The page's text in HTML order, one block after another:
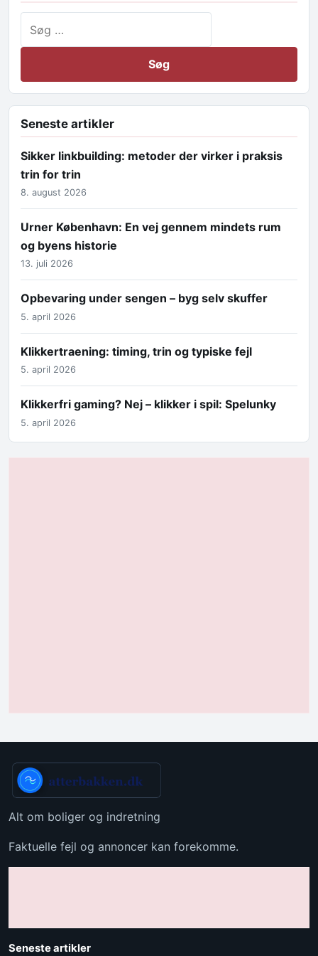
Seneste artikler
Sikker linkbuilding: metoder der virker i praksis
trin for trin
8. august 2026
Urner København: En vej gennem mindets rum
og byens historie
13. juli 2026
Opbevaring under sengen – byg selv skuffer
5. april 2026
Klikkertraening: timing, trin og typiske fejl
5. april 2026
Klikkerfri gaming? Nej – klikker i spil: Spelunky
5. april 2026
Alt om boliger og indretning
Faktuelle fejl og annoncer kan forekomme.
Seneste artikler